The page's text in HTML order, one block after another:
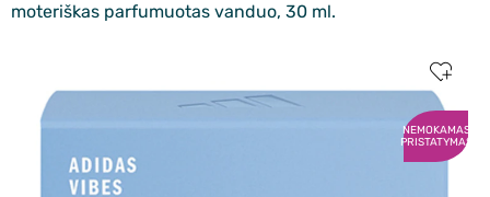
moteriškas parfumuotas vanduo, 30 ml.
NEMOKAMAS
PRISTATYMAS